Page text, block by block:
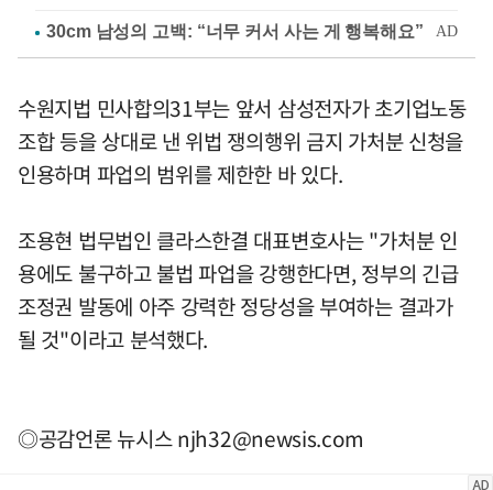
수원지법 민사합의31부는 앞서 삼성전자가 초기업노동
조합 등을 상대로 낸 위법 쟁의행위 금지 가처분 신청을
인용하며 파업의 범위를 제한한 바 있다.
조용현 법무법인 클라스한결 대표변호사는 "가처분 인
용에도 불구하고 불법 파업을 강행한다면, 정부의 긴급
조정권 발동에 아주 강력한 정당성을 부여하는 결과가
될 것"이라고 분석했다.
◎공감언론 뉴시스njh32@newsis.com